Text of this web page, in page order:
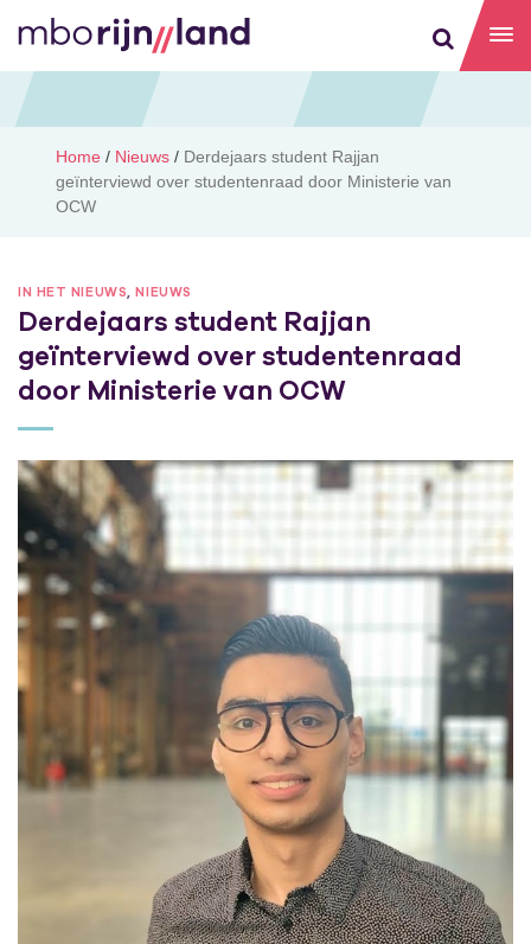
Home / Nieuws / Derdejaars student Rajjan
geïnterviewd over studentenraad door Ministerie van
OCW
IN HET NIEUWS ,NIEUWS
Derdejaars student Rajjan
geïnterviewd over studentenraad
door Ministerie van OCW